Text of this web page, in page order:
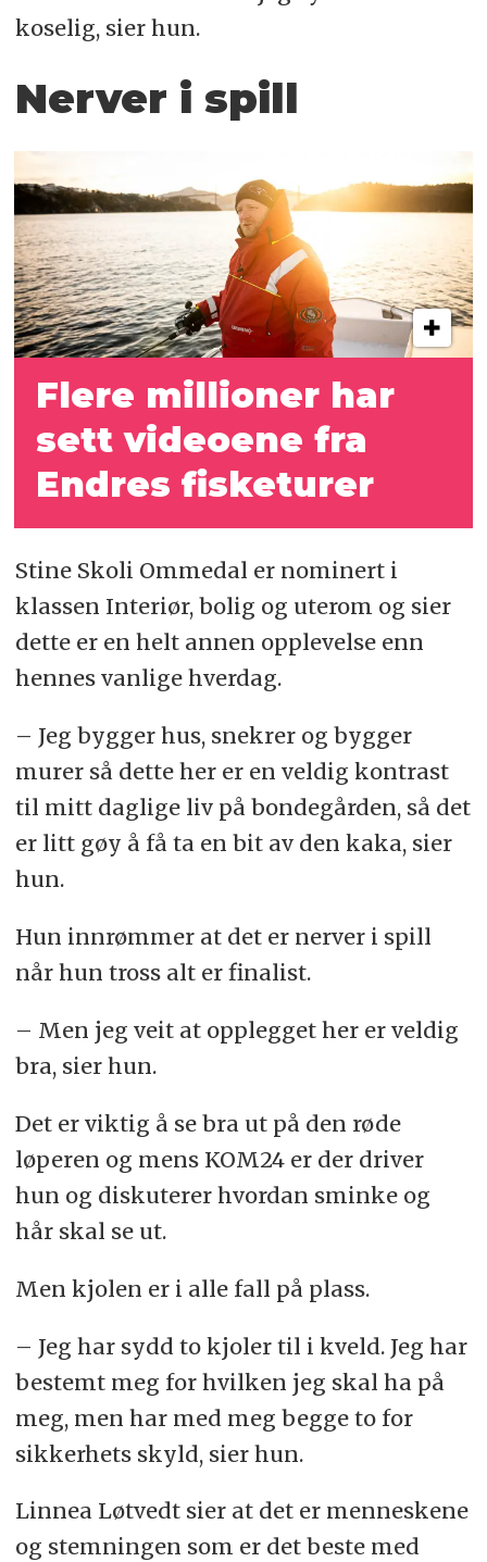
koselig, sier hun.
Nerver i spill
Flere millioner har
sett videoene fra
Endres fisketurer
Stine Skoli Ommedal er nominert i
klassen Interiør, bolig og uterom og sier
dette er en helt annen opplevelse enn
hennes vanlige hverdag.
– Jeg bygger hus, snekrer og bygger
murer så dette her er en veldig kontrast
til mitt daglige liv på bondegården, så det
er litt gøy å få ta en bit av den kaka, sier
hun.
Hun innrømmer at det er nerver i spill
når hun tross alt er finalist.
– Men jeg veit at opplegget her er veldig
bra, sier hun.
Det er viktig å se bra ut på den røde
løperen og mens KOM24 er der driver
hun og diskuterer hvordan sminke og
hår skal se ut.
Men kjolen er i alle fall på plass.
– Jeg har sydd to kjoler til i kveld. Jeg har
bestemt meg for hvilken jeg skal ha på
meg, men har med meg begge to for
sikkerhets skyld, sier hun.
Linnea Løtvedt sier at det er menneskene
og stemningen som er det beste med